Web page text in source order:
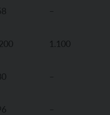
–
1.100
–
–